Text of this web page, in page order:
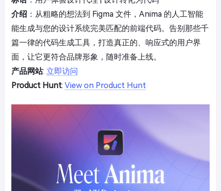
介绍 ：从粗略的想法到 Figma 文件，Anima 的人工智能
能生成与您的设计系统完美匹配的前端代码。告别那些千
篇一律的代码生成工具，打造真正的、响应式的用户界
面，让它更符合品牌形象，随时准备上线。
产品网站: 立即访问
Product Hunt: View on Product Hunt